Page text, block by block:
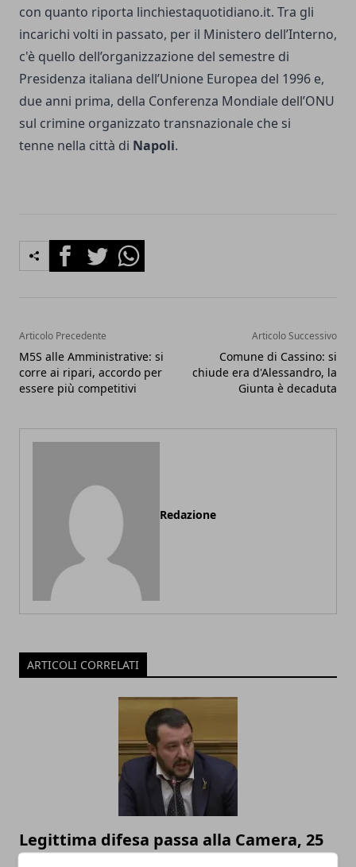
con quanto riporta linchiestaquotidiano.it. Tra gli
incarichi volti in passato, per il Ministero dell’Interno,
c'è quello dell’organizzazione del semestre di
Presidenza italiana dell’Unione Europea del 1996 e,
due anni prima, della Conferenza Mondiale dell’ONU
sul crimine organizzato transnazionale che si
tenne nella città di Napoli.
FacebookTwitterWhatsapp
Articolo Precedente
M5S alle Amministrative: si
corre ai ripari, accordo per
essere più competitivi
Articolo Successivo
Comune di Cassino: si
chiude era d'Alessandro, la
Giunta è decaduta
Redazione
ARTICOLI CORRELATI
Legittima difesa passa alla Camera, 25